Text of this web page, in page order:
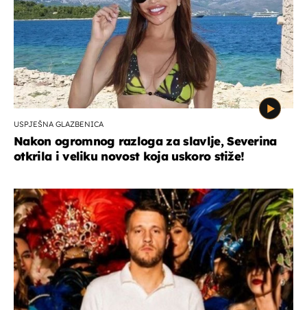
USPJEŠNA GLAZBENICA
Nakon ogromnog razloga za slavlje, Severina
otkrila i veliku novost koja uskoro stiže!